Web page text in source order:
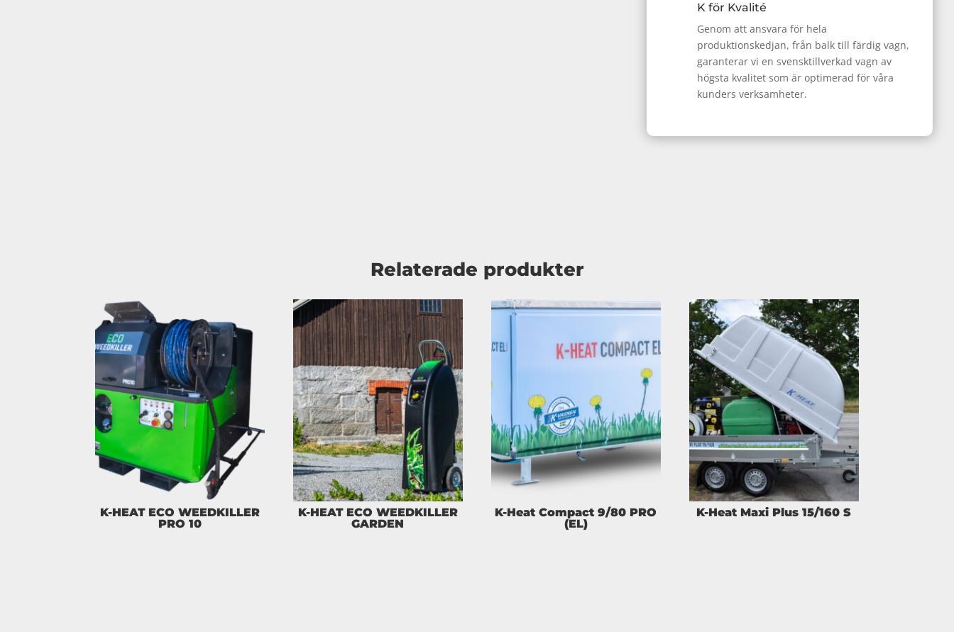
K för Kvalité
Genom att ansvara för hela
produktionskedjan, från balk till färdig vagn,
garanterar vi en svensktillverkad vagn av
högsta kvalitet som är optimerad för våra
kunders verksamheter.
Relaterade produkter
K-HEAT ECO WEEDKILLER
PRO 10
K-HEAT ECO WEEDKILLER
GARDEN
K-Heat Compact 9/80 PRO
(EL)
K-Heat Maxi Plus 15/160 S